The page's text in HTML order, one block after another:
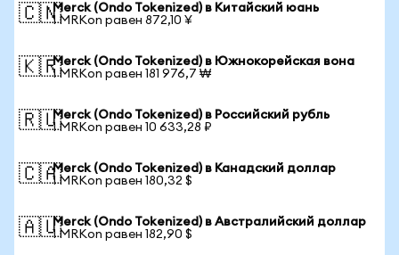
🇨🇳Merck (Ondo Tokenized) в Китайский юань
1 MRKon равен 872,10 ¥
🇰🇷Merck (Ondo Tokenized) в Южнокорейская вона
1 MRKon равен 181 976,7 ₩
🇷🇺Merck (Ondo Tokenized) в Российский рубль
1 MRKon равен 10 633,28 ₽
🇨🇦Merck (Ondo Tokenized) в Канадский доллар
1 MRKon равен 180,32 $
🇦🇺Merck (Ondo Tokenized) в Австралийский доллар
1 MRKon равен 182,90 $